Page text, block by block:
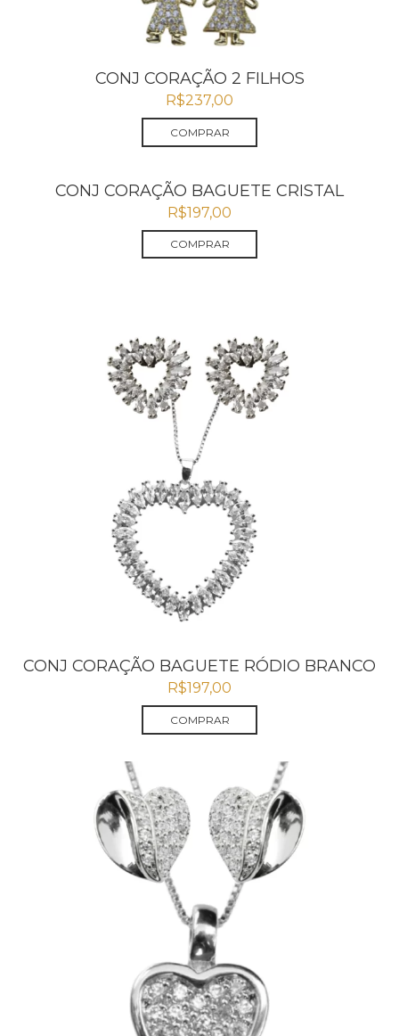
CONJ CORAÇÃO 2 FILHOS
R$237,00
COMPRAR
CONJ CORAÇÃO BAGUETE CRISTAL
R$197,00
COMPRAR
CONJ CORAÇÃO BAGUETE RÓDIO BRANCO
R$197,00
COMPRAR